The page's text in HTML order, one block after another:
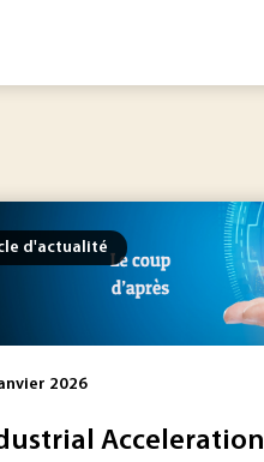
d'actualité
2026
Acceleration